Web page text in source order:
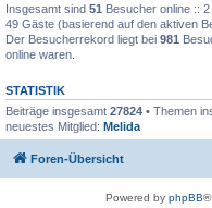
Insgesamt sind 51 Besucher online ::
49 Gäste (basierend auf den aktiven
Der Besucherrekord liegt bei 981
online waren.
STATISTIK
Beiträge insgesamt 27824 • Themen
neuestes Mitglied: Melida
Foren-Übersicht
Powered by phpBB®